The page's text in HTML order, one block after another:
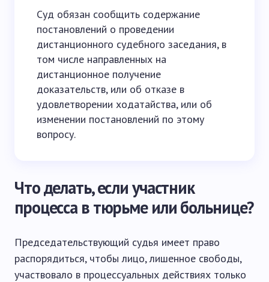
Суд обязан сообщить содержание
постановлений о проведении
дистанционного судебного заседания, в
том числе направленных на
дистанционное получение
доказательств, или об отказе в
удовлетворении ходатайства, или об
изменении постановлений по этому
вопросу.
Что делать, если участник
процесса в тюрьме или больнице?
Председательствующий судья имеет право
распорядиться, чтобы лицо, лишенное свободы,
участвовало в процессуальных действиях только